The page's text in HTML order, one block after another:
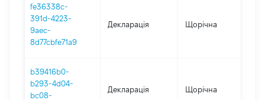
fe36338c-
391d-4223-
9aec-
8d77cbfe71a9
Декларація Щорічна
b39416b0-
b293-4d04-
bc08-
Декларація Щорічна